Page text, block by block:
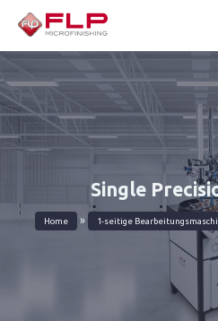
Single
Home » 1-seitige